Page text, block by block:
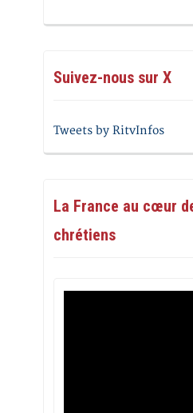
Suivez-nous sur X
Tweets by RitvInfos
La France au cœur
chrétiens